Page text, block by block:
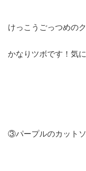
けっこうごっつめの
かなりツボです！気
③パープルのカット